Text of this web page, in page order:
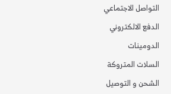
التواصل الاجتماعي
الدفع الالكتروني
الدومينات
السلات المتروكة
الشحن و التوصيل